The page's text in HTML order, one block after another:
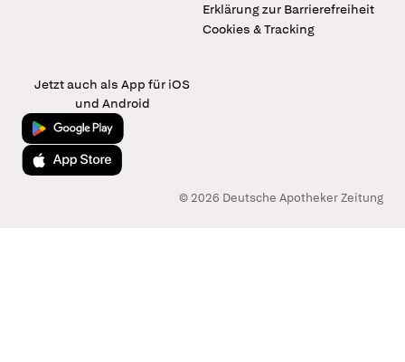
Erklärung zur Barrierefreiheit
Cookies & Tracking
Jetzt auch als App für iOS
und Android
Jetzt bei Google Play
Laden im App Store
© 2026 Deutsche Apotheker Zeitung